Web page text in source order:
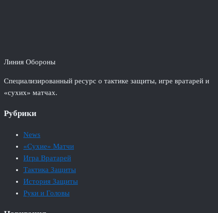
Линия Обороны
Специализированный ресурс о тактике защиты, игре вратарей и
«сухих» матчах.
Рубрики
News
«Сухие» Матчи
Игра Вратарей
Тактика Защиты
История Защиты
Руки и Головы